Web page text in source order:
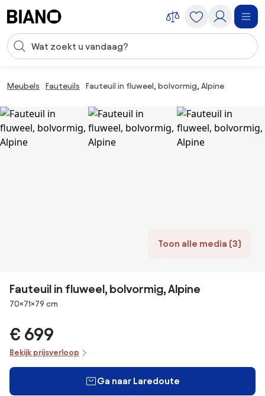
Zoekopdracht invoeren
Meubels Fauteuils Fauteuil in fluweel, bolvormig, Alpine
Toon alle media (3)
Fauteuil in fluweel, bolvormig, Alpine
Afmetingen
70×71×79 cm
€ 699
Bekijk prijsverloop
Ga naar Laredoute